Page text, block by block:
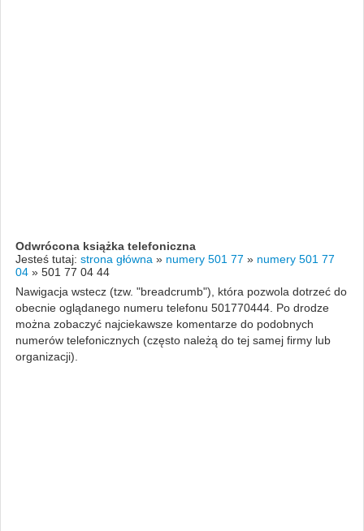
Odwrócona książka telefoniczna
Jesteś tutaj: strona główna » numery 501 77 » numery 501 77
04 » 501 77 04 44
Nawigacja wstecz (tzw. "breadcrumb"), która pozwola dotrzeć do
obecnie oglądanego numeru telefonu 501770444. Po drodze
można zobaczyć najciekawsze komentarze do podobnych
numerów telefonicznych (często należą do tej samej firmy lub
organizacji).